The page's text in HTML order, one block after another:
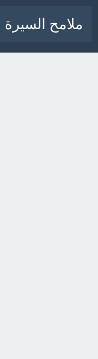
ملامح السيرة